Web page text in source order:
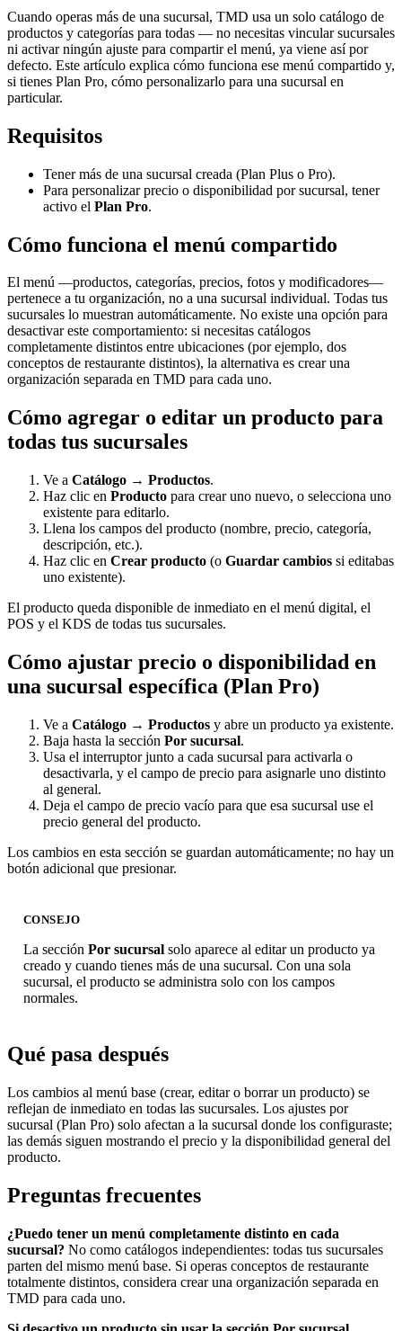
Cuando operas más de una sucursal, TMD usa un solo catálogo de
productos y categorías para todas — no necesitas vincular sucursales
ni activar ningún ajuste para compartir el menú, ya viene así por
defecto. Este artículo explica cómo funciona ese menú compartido y,
si tienes Plan Pro, cómo personalizarlo para una sucursal en
particular.
Requisitos
Tener más de una sucursal creada (Plan Plus o Pro).
Para personalizar precio o disponibilidad por sucursal, tener
activo el Plan Pro.
Cómo funciona el menú compartido
El menú —productos, categorías, precios, fotos y modificadores—
pertenece a tu organización, no a una sucursal individual. Todas tus
sucursales lo muestran automáticamente. No existe una opción para
desactivar este comportamiento: si necesitas catálogos
completamente distintos entre ubicaciones (por ejemplo, dos
conceptos de restaurante distintos), la alternativa es crear una
organización separada en TMD para cada uno.
Cómo agregar o editar un producto para
todas tus sucursales
Ve a Catálogo → Productos.
Haz clic en Producto para crear uno nuevo, o selecciona uno
existente para editarlo.
Llena los campos del producto (nombre, precio, categoría,
descripción, etc.).
Haz clic en Crear producto (o Guardar cambios si editabas
uno existente).
El producto queda disponible de inmediato en el menú digital, el
POS y el KDS de todas tus sucursales.
Cómo ajustar precio o disponibilidad en
una sucursal específica (Plan Pro)
Ve a Catálogo → Productos y abre un producto ya existente.
Baja hasta la sección Por sucursal.
Usa el interruptor junto a cada sucursal para activarla o
desactivarla, y el campo de precio para asignarle uno distinto
al general.
Deja el campo de precio vacío para que esa sucursal use el
precio general del producto.
Los cambios en esta sección se guardan automáticamente; no hay un
botón adicional que presionar.
CONSEJO
La sección Por sucursal solo aparece al editar un producto ya
creado y cuando tienes más de una sucursal. Con una sola
sucursal, el producto se administra solo con los campos
normales.
Qué pasa después
Los cambios al menú base (crear, editar o borrar un producto) se
reflejan de inmediato en todas las sucursales. Los ajustes por
sucursal (Plan Pro) solo afectan a la sucursal donde los configuraste;
las demás siguen mostrando el precio y la disponibilidad general del
producto.
Preguntas frecuentes
¿Puedo tener un menú completamente distinto en cada
sucursal? No como catálogos independientes: todas tus sucursales
parten del mismo menú base. Si operas conceptos de restaurante
totalmente distintos, considera crear una organización separada en
TMD para cada uno.